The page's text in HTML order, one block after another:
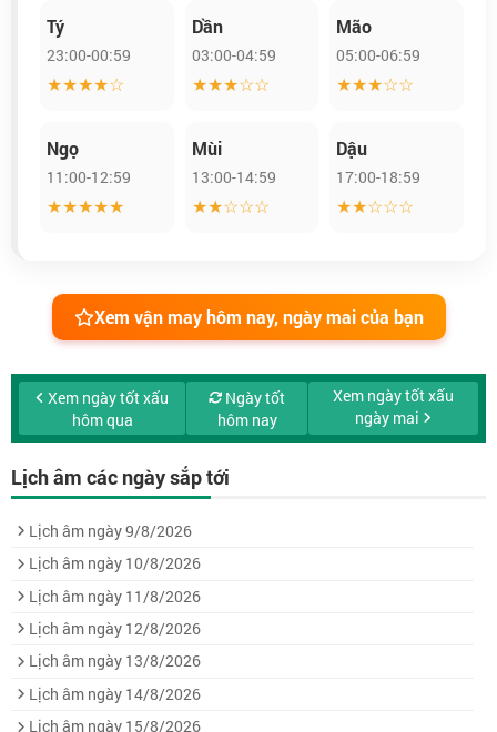
Tý
23:00-00:59
★★★★☆
Dần
03:00-04:59
★★★☆☆
Mão
05:00-06:59
★★★☆☆
Ngọ
11:00-12:59
★★★★★
Mùi
13:00-14:59
★★☆☆☆
Dậu
17:00-18:59
★★☆☆☆
Xem vận may hôm nay, ngày mai của bạn
Xem ngày tốt xấu
hôm qua
Ngày tốt
hôm nay
Xem ngày tốt xấu
ngày mai
Lịch âm các ngày sắp tới
Lịch âm ngày 9/8/2026
Lịch âm ngày 10/8/2026
Lịch âm ngày 11/8/2026
Lịch âm ngày 12/8/2026
Lịch âm ngày 13/8/2026
Lịch âm ngày 14/8/2026
Lịch âm ngày 15/8/2026